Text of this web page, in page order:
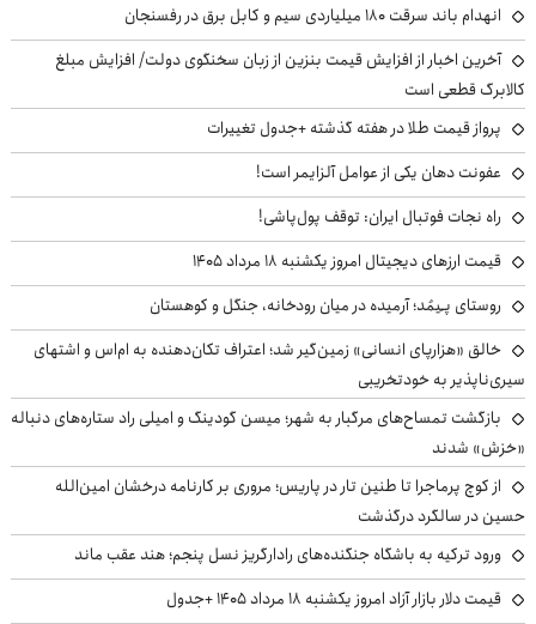
انهدام باند سرقت ۱۸۰ میلیاردی سیم و کابل برق در رفسنجان
آخرین اخبار از افزایش قیمت بنزین از زبان سخنگوی دولت/ افزایش مبلغ
کالابرگ قطعی است
پرواز قیمت طلا در هفته گذشته +جدول تغییرات
عفونت دهان یکی از عوامل آلزایمر است!
راه نجات فوتبال ایران: توقف پول‌پاشی!
قیمت ارزهای دیجیتال امروز یکشنبه ۱۸ مرداد ۱۴۰۵
روستای پـِیمُد؛ آرمیده در میان رودخانه، جنگل و کوهستان
خالق «هزارپای انسانی» زمین‌گیر شد؛ اعتراف تکان‌دهنده به ام‌اس و اشتهای
سیری‌ناپذیر به خودتخریبی
بازگشت تمساح‌های مرگبار به شهر؛ میسن گودینگ و امیلی راد ستاره‌های دنباله
«خزش» شدند
از کوچ‌ پرماجرا تا طنین تار در پاریس؛ مروری بر کارنامه درخشان امین‌الله
حسین در سالگرد درگذشت
ورود ترکیه به باشگاه جنگنده‌های رادارگریز نسل پنجم؛ هند عقب ماند
قیمت دلار بازار آزاد امروز یکشنبه ۱۸ مرداد ۱۴۰۵ +جدول